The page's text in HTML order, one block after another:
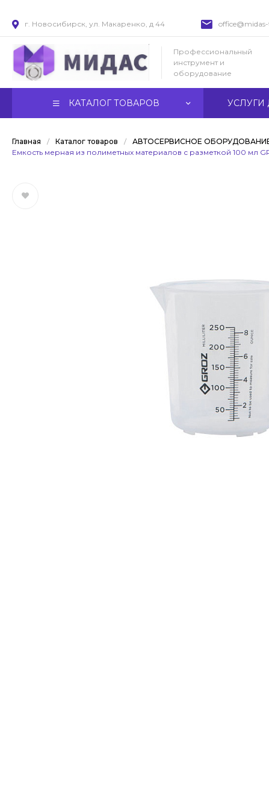
г. Новосибирск, ул. Макаренко, д 44
Профессиональный
инструмент и
оборудование
КАТАЛОГ ТОВАРОВ УСЛУГИ
Главная / Каталог товаров / АВТОСЕРВИСНОЕ
Емкость мерная из полиметных материалов с разметкой 100 мл